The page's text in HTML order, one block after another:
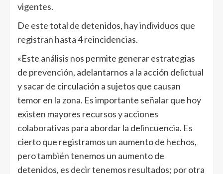
vigentes.
De este total de detenidos, hay individuos que
registran hasta 4 reincidencias.
«Este análisis nos permite generar estrategias
de prevención, adelantarnos a la acción delictual
y sacar de circulación a sujetos que causan
temor en la zona. Es importante señalar que hoy
existen mayores recursos y acciones
colaborativas para abordar la delincuencia. Es
cierto que registramos un aumento de hechos,
pero también tenemos un aumento de
detenidos, es decir tenemos resultados; por otra